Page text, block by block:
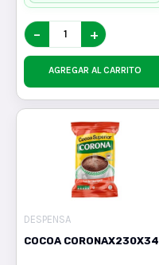
− +
AGREGAR AL CARRITO
DESPENSA
COCOA CORONAX230X34